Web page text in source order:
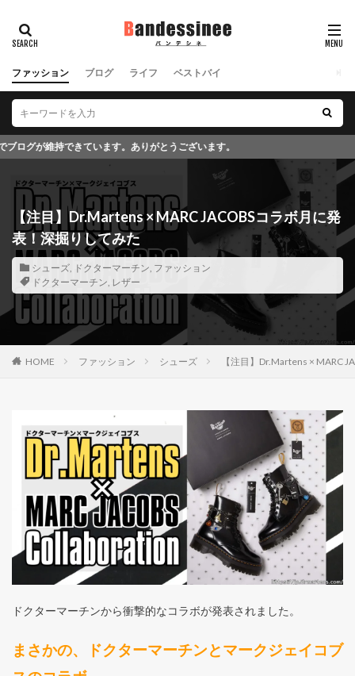
ファッション ブログ ライフ ベストバイ
ます。
【注目】Dr.Martens × MARC JACOBSコラボ月に発
表！深掘りしてみた
シューズ, ドクターマーチン, ファッション
ドクターマーチン, レザー
HOME ファッション シューズ 【注目】Dr.Martens × MARC
ドクターマーチンから衝撃的なコラボが発表されました。
まさかの、ドクターマーチンとマークジェイコブ